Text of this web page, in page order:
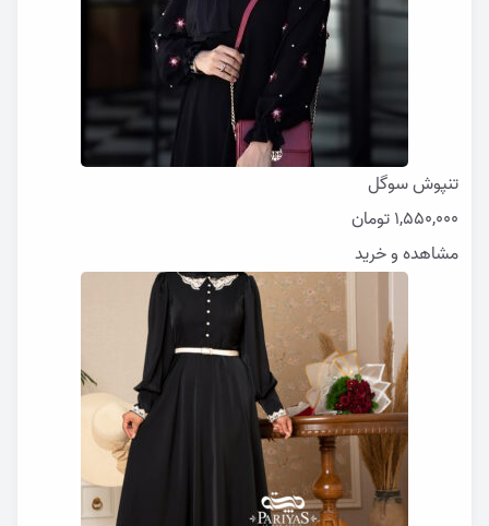
تنپوش سوگل
1,550,000تومان
مشاهده و خرید